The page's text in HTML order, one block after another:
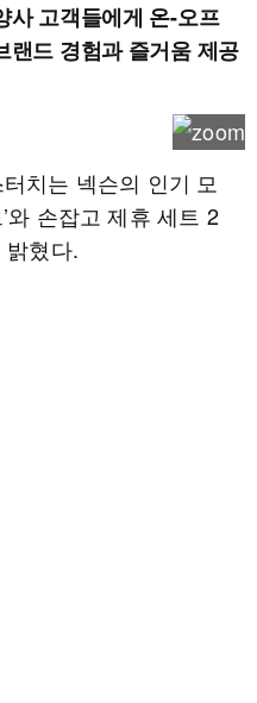
사 고객들에게 온-오프
랜드 경험과 즐거움 제공
치는 넥슨의 인기 모
와 손잡고 제휴 세트 2
혔다.